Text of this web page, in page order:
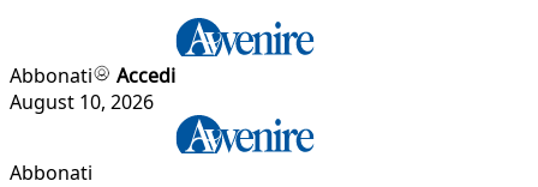
Abbonati
Accedi
August 10, 2026
Abbonati